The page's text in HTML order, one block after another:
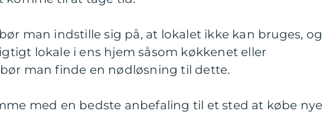
man indstille sig på, at lokalet ikke kan bruges, og
lokale i ens hjem såsom køkkenet eller
man finde en nødløsning til dette.
med en bedste anbefaling til et sted at købe nye